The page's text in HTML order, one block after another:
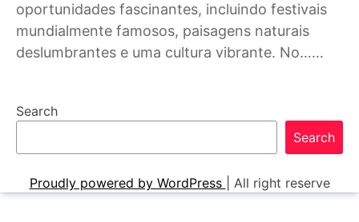
oportunidades fascinantes, incluindo festivais
mundialmente famosos, paisagens naturais
deslumbrantes e uma cultura vibrante. No……
Search
Search
Proudly powered by WordPress All right reserve